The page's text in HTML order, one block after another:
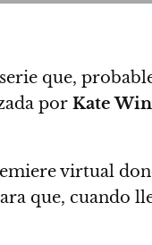
que,
por Kate
virtual
que, cuando